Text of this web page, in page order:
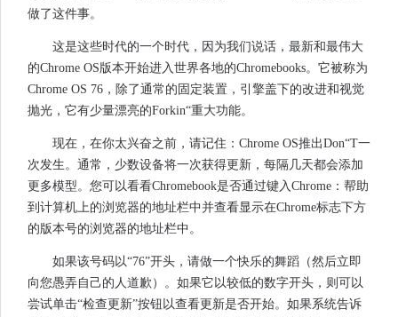
做了这件事。
这是这些时代的一个时代，因为我们说话，最新和最伟大
的Chrome OS版本开始进入世界各地的Chromebooks。它被称为
Chrome OS 76，除了通常的固定装置，引擎盖下的改进和视觉
抛光，它有少量漂亮的Forkin“重大功能。
现在，在你太兴奋之前，请记住：Chrome OS推出Don“T一
次发生。通常，少数设备将一次获得更新，每隔几天都会添加
更多模型。您可以看看Chromebook是否通过键入Chrome：帮助
到计算机上的浏览器的地址栏中并查看显示在Chrome标志下方
的版本号的浏览器的地址栏中。
如果该号码以“76”开头，请做一个快乐的舞蹈（然后立即
向您愚弄自己的人道歉）。如果它以较低的数字开头，则可以
尝试单击“检查更新”按钮以查看更新是否开始。如果系统告诉